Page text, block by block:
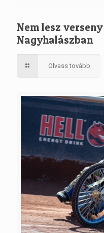
Nem lesz
Nagyhalászban
Olvass tovább